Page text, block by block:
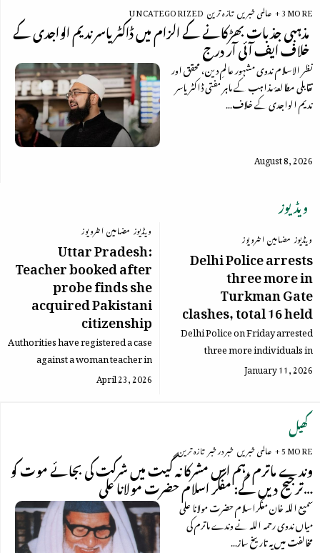
UNCATEGORIZED تازہ ترینعالمی خبریں+ 3 MORE
مذہبی جذبات بھڑکانے کے الزام میں ڈاکٹر یاسر ندیم الواجدی کے
خلاف ایف آئی آر درج
نظر الاسلام ندوی مشہور عالمِ دین، محقق اور
تقابلی مطالعۂ مذاہب کے ماہر مفتی ڈاکٹر یاسر
ندیم الواجدی کے خلاف…
August 8, 2026
ویڈیوز
انٹرویوزمضامین ویڈیوز
Uttar Pradesh:
Teacher booked after
probe finds she
acquired Pakistani
citizenship
Authorities have registered a case
against a woman teacher in
Rampur after an investigation by
the Uttar Pradesh government’s
April 23, 2026
انٹرویوزمضامین ویڈیوز
Delhi Police arrests
three more in
Turkman Gate
clashes, total 16 held
Delhi Police on Friday arrested
three more individuals in
connection with clashes during an
anti-encroachment drive near
January 11, 2026
کھیل
تازہ ترینخبر در خبرعالمی خبریں+ 5 MORE
وندے ماترم ،ہم اس مشرکانہ گیت میں شرکت کی بجائے موت کو
ترجیح دیں گے: مفکر اسلام حضرت مولانا علی…
سمیع اللہ خان مفکراسلام حضرت مولانا علی
میاں ندوی رحمہ اللہ نے وندے ماترم کی
مخالفت میں یہ تاریخ ساز…